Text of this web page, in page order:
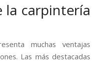
la carpintería
muchas ventajas
Las más destacadas